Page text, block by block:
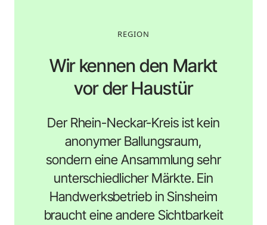
REGION
Wir kennen den Markt
vor der Haustür
Der Rhein-Neckar-Kreis ist kein
anonymer Ballungsraum,
sondern eine Ansammlung sehr
unterschiedlicher Märkte. Ein
Handwerksbetrieb in Sinsheim
braucht eine andere Sichtbarkeit